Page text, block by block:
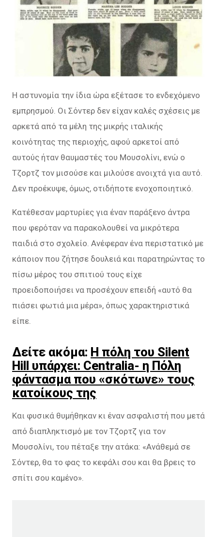
Η αστυνομία την ίδια ώρα εξέτασε το ενδεχόμενο
εμπρησμού. Οι Σόντερ δεν είχαν καλές σχέσεις με
αρκετά από τα μέλη της μικρής ιταλικής
κοινότητας της περιοχής, αφού αρκετοί από
αυτούς ήταν θαυμαστές του Μουσολίνι, ενώ ο
Τζορτζ τον μισούσε και μιλούσε ανοιχτά για αυτό.
Δεν προέκυψε, όμως, οτιδήποτε ενοχοποιητικό.
Κατέθεσαν μαρτυρίες για έναν παράξενο άντρα
που φερόταν να παρακολουθεί να μικρότερα
παιδιά στο σχολείο. Ανέφεραν ένα περιστατικό με
κάποιον που ζήτησε δουλειά και παρατηρώντας το
πίσω μέρος του σπιτιού τους είχε
προειδοποιήσει να προσέχουν επειδή «αυτό θα
πιάσει φωτιά μια μέρα», όπως χαρακτηριστικά
είπε.
Δείτε ακόμα: H πόλη του Silent
Hill υπάρχει: Centralia- η Πόλη
φάντασμα που «σκότωνε» τους
κατοίκους της
Και φυσικά θυμήθηκαν κι έναν ασφαλιστή που μετά
από διαπληκτισμό με τον Τζορτζ για τον
Μουσολίνι, του πέταξε την ατάκα: «Ανάθεμά σε
Σόντερ, θα το φας το κεφάλι σου και θα βρεις το
σπίτι σου καμένο».